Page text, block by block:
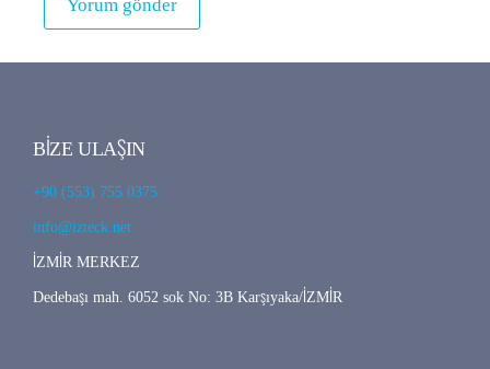
BİZE ULAŞIN
+90 (553) 755 0375
info@izteck.net
İZMİR MERKEZ
Dedebaşı mah. 6052 sok No: 3B Karşıyaka/İZMİR